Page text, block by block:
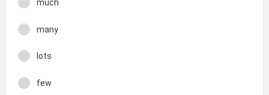
much
many
lots
few